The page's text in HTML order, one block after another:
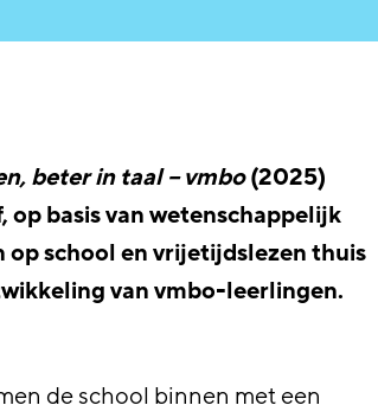
beter in taal – vmbo(2025)
op basis van wetenschappelijk
op school en vrijetijdslezen thuis
van vmbo-leerlingen.
de school binnen met een